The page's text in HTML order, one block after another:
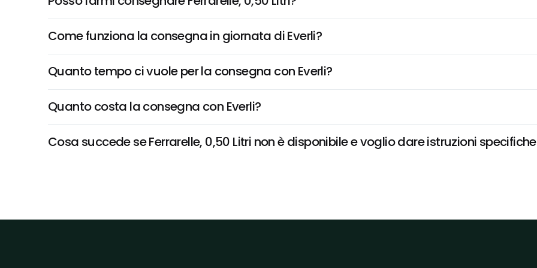
Come funziona la consegna in giornata di Everli?
Quanto tempo ci vuole per la consegna con Everli?
Quanto costa la consegna con Everli?
Cosa succede se Ferrarelle, 0,50 Litri non è disponibile e voglio dare istruzioni